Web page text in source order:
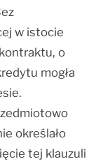
w istocie
o
mogła
określało
tej klauzuli